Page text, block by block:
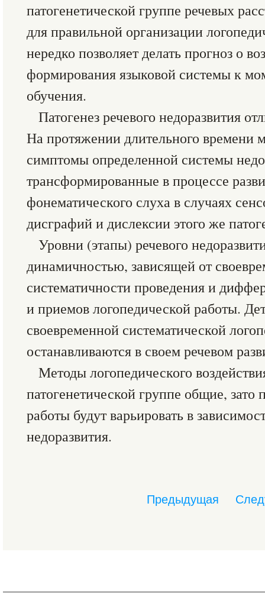
патогенетической группе речевых
для правильной организации
нередко позволяет делать прогноз о
формирования языковой системы к
обучения.
Патогенез речевого недоразвития
На протяжении длительного времени
симптомы определенной системы
трансформированные в процессе
фонематического слуха в случаях
дисграфий и дислексии этого же
Уровни (этапы) речевого
динамичностью, зависящей от
систематичности проведения и
и приемов логопедической работы.
своевременной систематической
останавливаются в своем речевом
Методы логопедического
патогенетической группе общие,
работы будут варьировать в
недоразвития.
Предыдущая